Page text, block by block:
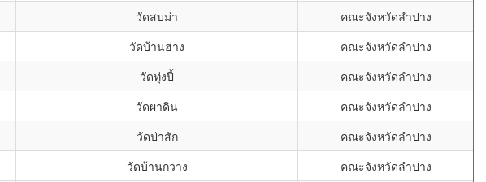
วัดสบม่า
คณะจังหวัดลำปาง
วัดบ้านฮ่าง
คณะจังหวัดลำปาง
วัดทุ่งปี้
คณะจังหวัดลำปาง
วัดผาดิน
คณะจังหวัดลำปาง
วัดป่าสัก
คณะจังหวัดลำปาง
วัดบ้านกวาง คณะจังหวัดลำปาง